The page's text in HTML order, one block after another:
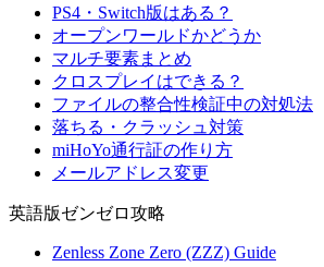
PS4・Switch版はある？
オープンワールドかどうか
マルチ要素まとめ
クロスプレイはできる？
ファイルの整合性検証中の対処法
落ちる・クラッシュ対策
miHoYo通行証の作り方
メールアドレス変更
英語版ゼンゼロ攻略
Zenless Zone Zero (ZZZ) Guide